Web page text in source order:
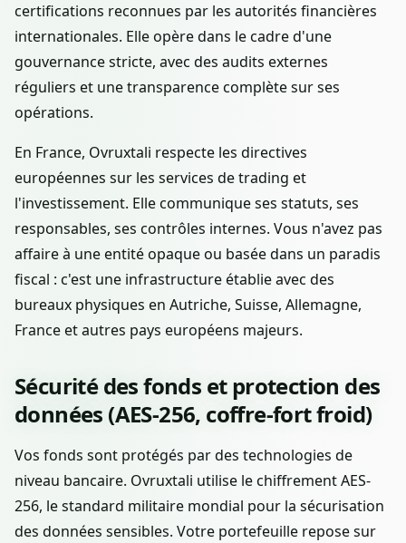
certifications reconnues par les autorités financières
internationales. Elle opère dans le cadre d'une
gouvernance stricte, avec des audits externes
réguliers et une transparence complète sur ses
opérations.
En France, Ovruxtali respecte les directives
européennes sur les services de trading et
l'investissement. Elle communique ses statuts, ses
responsables, ses contrôles internes. Vous n'avez pas
affaire à une entité opaque ou basée dans un paradis
fiscal : c'est une infrastructure établie avec des
bureaux physiques en Autriche, Suisse, Allemagne,
France et autres pays européens majeurs.
Sécurité des fonds et protection des
données (AES-256, coffre-fort froid)
Vos fonds sont protégés par des technologies de
niveau bancaire. Ovruxtali utilise le chiffrement AES-
256, le standard militaire mondial pour la sécurisation
des données sensibles. Votre portefeuille repose sur